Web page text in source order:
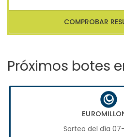
COMPROBAR
Próximos botes
Sorteo del día